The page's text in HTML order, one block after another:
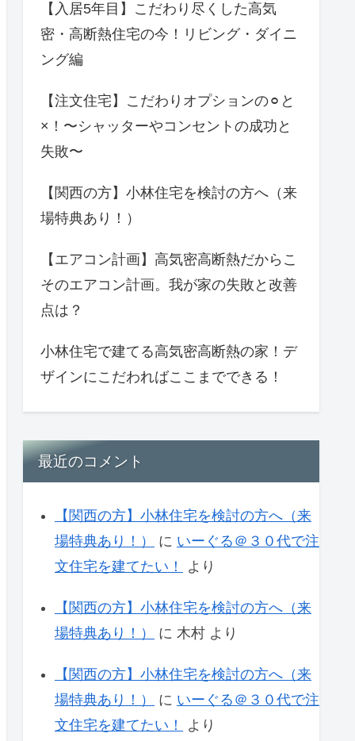
【入居5年目】こだわり尽くした高気
密・高断熱住宅の今！リビング・ダイニ
ング編
【注文住宅】こだわりオプションの⚪︎と
×！〜シャッターやコンセントの成功と
失敗〜
【関西の方】小林住宅を検討の方へ（来
場特典あり！）
【エアコン計画】高気密高断熱だからこ
そのエアコン計画。我が家の失敗と改善
点は？
小林住宅で建てる高気密高断熱の家！デ
ザインにこだわればここまでできる！
最近のコメント
【関西の方】小林住宅を検討の方へ（来
場特典あり！）
に いーぐる＠３０代で注
文住宅を建てたい！
より
【関西の方】小林住宅を検討の方へ（来
場特典あり！）
に 木村 より
【関西の方】小林住宅を検討の方へ（来
場特典あり！）
に いーぐる＠３０代で注
文住宅を建てたい！
より